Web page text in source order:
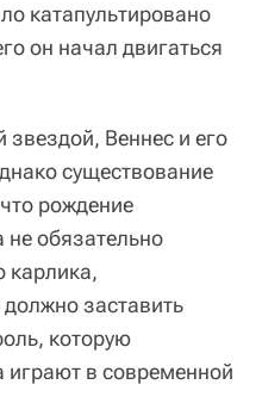
катапультировано
он начал двигаться
Веннес и его
существование
рождение
не обязательно
карлика,
заставить
которую
играют в современной